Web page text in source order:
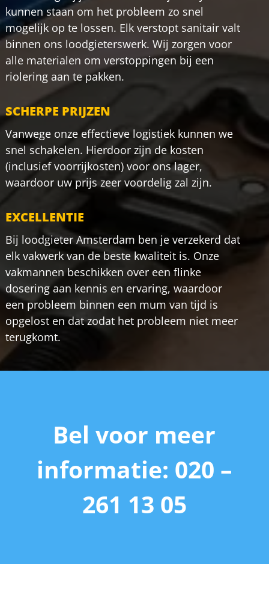
kunnen staan om het probleem zo snel
mogelijk op te lossen. Elk verstopt sanitair valt
binnen ons loodgieterswerk. Wij zorgen voor
alle materialen om verstoppingen bij een
riolering aan te pakken.
SCHERPE PRIJZEN
Vanwege onze effectieve logistiek kunnen we
snel schakelen. Hierdoor zijn de kosten
(inclusief voorrijkosten) voor ons lager,
waardoor uw prijs zeer voordelig zal zijn.
EXCELLENTIE
Bij loodgieter Amsterdam ben je verzekerd dat
elk vakwerk van de beste kwaliteit is. Onze
vakmannen beschikken over een flinke
dosering aan kennis en ervaring, waardoor
een probleem binnen een mum van tijd is
opgelost en dat zodat het probleem niet meer
terugkomt.
Bel voor meer
informatie: 020 –
261 13 05